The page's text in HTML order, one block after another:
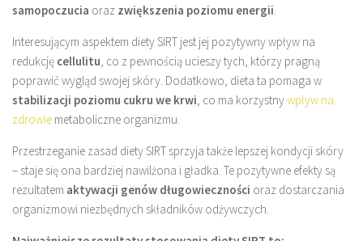
samopoczucia oraz zwiększenia poziomu energii.
Interesującym aspektem diety SIRT jest jej pozytywny wpływ na
redukcję cellulitu, co z pewnością ucieszy tych, którzy pragną
poprawić wygląd swojej skóry. Dodatkowo, dieta ta pomaga w
stabilizacji poziomu cukru we krwi, co ma korzystnywpływ na
zdrowie metaboliczne organizmu.
Przestrzeganie zasad diety SIRT sprzyja także lepszej kondycji skóry
– staje się ona bardziej nawilżona i gładka. Te pozytywne efekty są
rezultatem aktywacji genów długowieczności oraz dostarczania
organizmowi niezbędnych składników odżywczych.